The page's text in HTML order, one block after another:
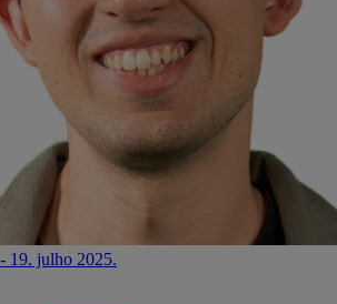
19. julho 2025.